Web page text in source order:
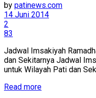
by patinews.com
14 Juni 2014
2
83
Jadwal Imsakiyah
dan Sekitarnya Jadwal
untuk Wilayah Pati dan
Read moreDetails